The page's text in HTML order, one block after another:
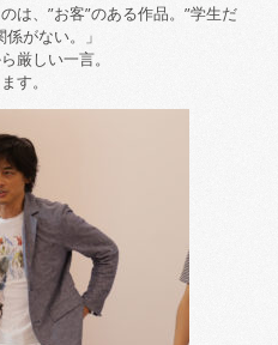
は、”お客”のある作品。”学生だ
がない。」
厳しい一言。
す。